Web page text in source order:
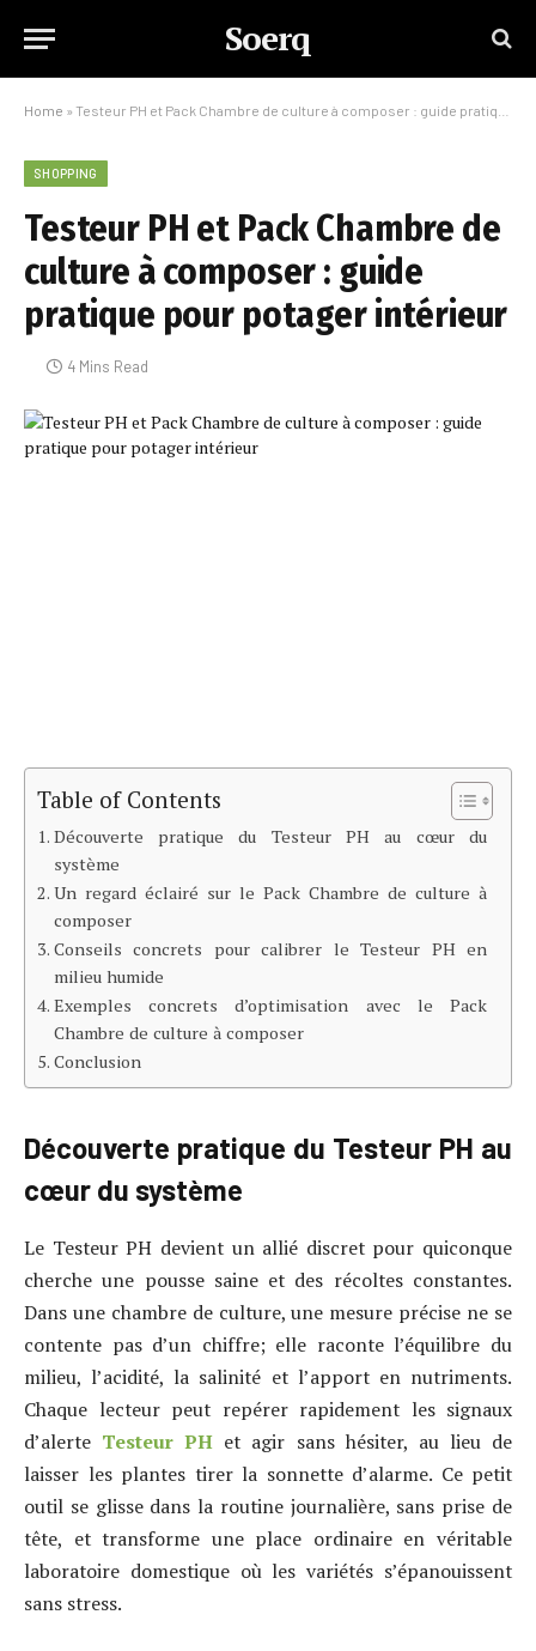
Soerq
Home » Testeur PH et Pack Chambre de culture à composer : guide pratique pour potager intérieur
SHOPPING
Testeur PH et Pack Chambre de
culture à composer : guide
pratique pour potager intérieur
4 Mins Read
Table of Contents
Découverte pratique du Testeur PH au cœur du
système
Un regard éclairé sur le Pack Chambre de culture à
composer
Conseils concrets pour calibrer le Testeur PH en
milieu humide
Exemples concrets d’optimisation avec le Pack
Chambre de culture à composer
Conclusion
Découverte pratique du Testeur PH au
cœur du système
Le Testeur PH devient un allié discret pour quiconque
cherche une pousse saine et des récoltes constantes.
Dans une chambre de culture, une mesure précise ne se
contente pas d’un chiffre; elle raconte l’équilibre du
milieu, l’acidité, la salinité et l’apport en nutriments.
Chaque lecteur peut repérer rapidement les signaux
d’alerte Testeur PH et agir sans hésiter, au lieu de
laisser les plantes tirer la sonnette d’alarme. Ce petit
outil se glisse dans la routine journalière, sans prise de
tête, et transforme une place ordinaire en véritable
laboratoire domestique où les variétés s’épanouissent
sans stress.